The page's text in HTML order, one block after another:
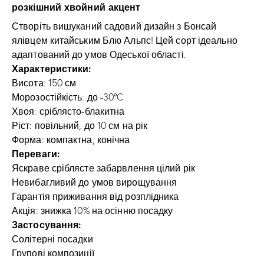
розкішний хвойний акцент
Створіть вишуканий садовий дизайн з Бонсай
ялівцем китайським Блю Альпс! Цей сорт ідеально
адаптований до умов Одеської області.
Характеристики:
Висота: 150 см
Морозостійкість: до -30°C
Хвоя: сріблясто-блакитна
Ріст: повільний, до 10 см на рік
Форма: компактна, конічна
Переваги:
Яскраве сріблясте забарвлення цілий рік
Невибагливий до умов вирощування
Гарантія приживання від розплідника
Акція: знижка 10% на осінню посадку
Застосування:
Солітерні посадки
Групові композиції